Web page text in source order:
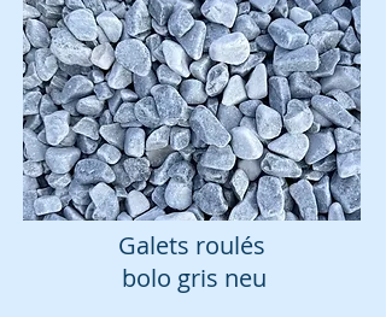
Galets roulés
bolo gris neu